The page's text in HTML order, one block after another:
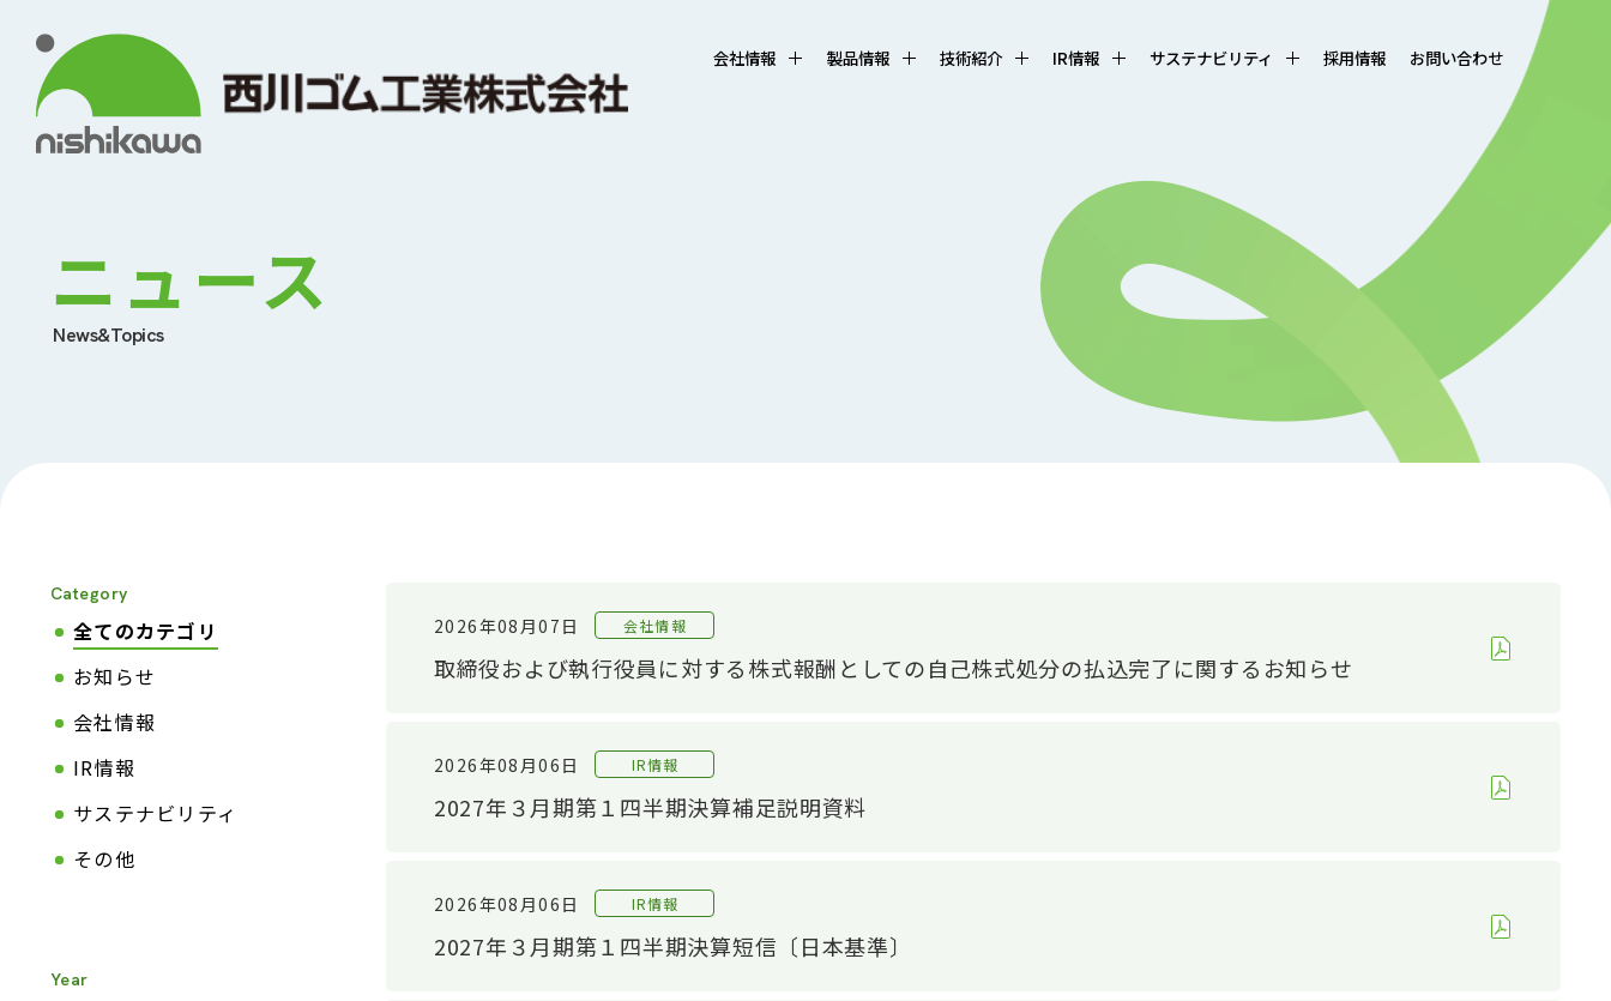
会社情報 製品情報 技術紹介 IR情報 サステナビリティ 採用情報 お問い合わせ
ニュース
News&Topics
Category
全てのカテゴリ
お知らせ
会社情報
IR情報
サステナビリティ
その他
Year
2026年08月07日 会社情報
取締役および執行役員に対する株式報酬としての自己株式処分の払込完了に関するお知らせ
2026年08月06日 IR情報
2027年３月期第１四半期決算補足説明資料
2026年08月06日 IR情報
2027年３月期第１四半期決算短信〔日本基準〕